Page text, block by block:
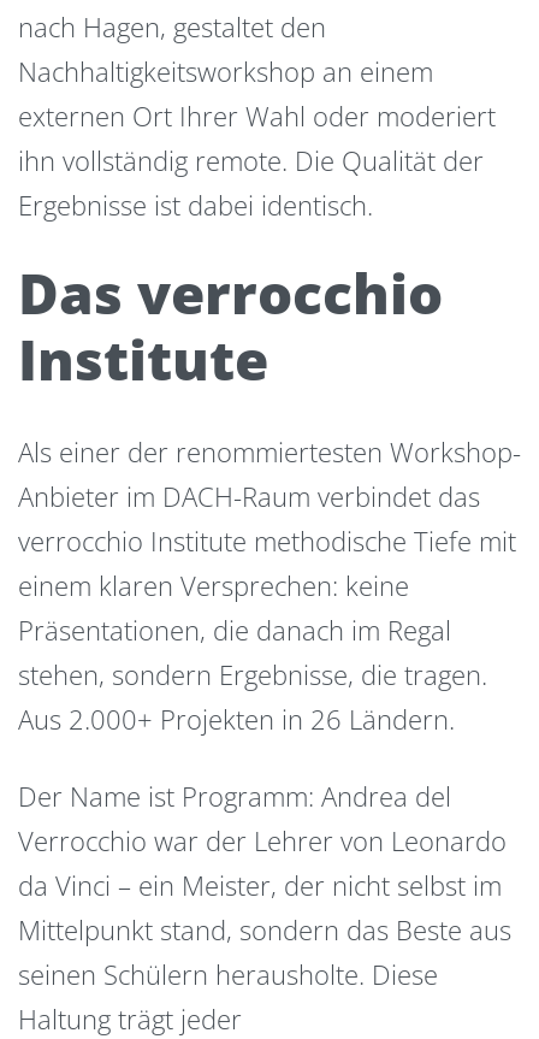
nach Hagen, gestaltet den
Nachhaltigkeitsworkshop an einem
externen Ort Ihrer Wahl oder moderiert
ihn vollständig remote. Die Qualität der
Ergebnisse ist dabei identisch.
Das verrocchio
Institute
Als einer der renommiertesten Workshop-
Anbieter im DACH-Raum verbindet das
verrocchio Institute methodische Tiefe mit
einem klaren Versprechen: keine
Präsentationen, die danach im Regal
stehen, sondern Ergebnisse, die tragen.
Aus 2.000+ Projekten in 26 Ländern.
Der Name ist Programm: Andrea del
Verrocchio war der Lehrer von Leonardo
da Vinci – ein Meister, der nicht selbst im
Mittelpunkt stand, sondern das Beste aus
seinen Schülern herausholte. Diese
Haltung trägt jeder